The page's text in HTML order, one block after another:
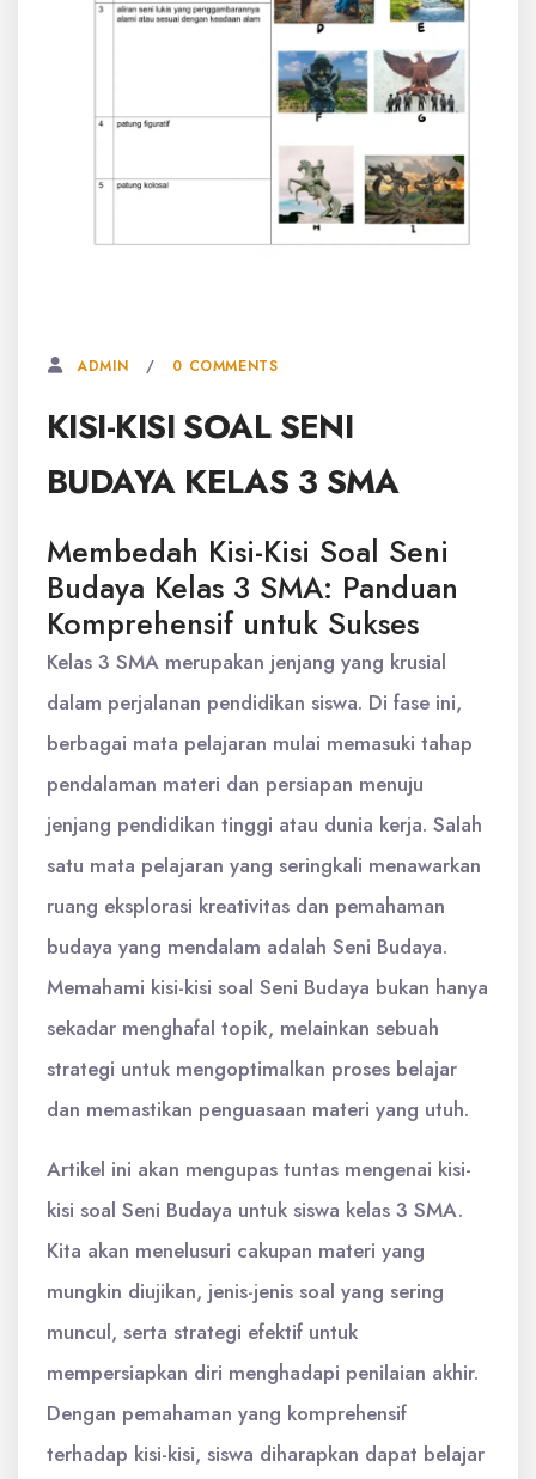
ADMIN 0 COMMENTS
KISI-KISI SOAL SENI
BUDAYA KELAS 3 SMA
Membedah Kisi-Kisi Soal Seni
Budaya Kelas 3 SMA: Panduan
Komprehensif untuk Sukses
Kelas 3 SMA merupakan jenjang yang krusial
dalam perjalanan pendidikan siswa. Di fase ini,
berbagai mata pelajaran mulai memasuki tahap
pendalaman materi dan persiapan menuju
jenjang pendidikan tinggi atau dunia kerja. Salah
satu mata pelajaran yang seringkali menawarkan
ruang eksplorasi kreativitas dan pemahaman
budaya yang mendalam adalah Seni Budaya.
Memahami kisi-kisi soal Seni Budaya bukan hanya
sekadar menghafal topik, melainkan sebuah
strategi untuk mengoptimalkan proses belajar
dan memastikan penguasaan materi yang utuh.
Artikel ini akan mengupas tuntas mengenai kisi-
kisi soal Seni Budaya untuk siswa kelas 3 SMA.
Kita akan menelusuri cakupan materi yang
mungkin diujikan, jenis-jenis soal yang sering
muncul, serta strategi efektif untuk
mempersiapkan diri menghadapi penilaian akhir.
Dengan pemahaman yang komprehensif
terhadap kisi-kisi, siswa diharapkan dapat belajar